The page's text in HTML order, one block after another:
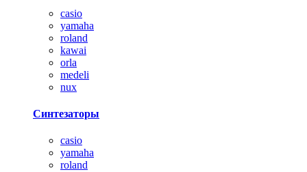
casio
yamaha
roland
kawai
orla
medeli
nux
Синтезаторы
casio
yamaha
roland